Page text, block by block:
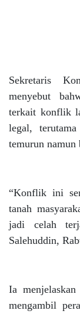
Sekretaris
menyebut
terkait konflik
legal,
temurun namun
“Konflik ini
tanah
jadi celah
Salehuddin,
Ia
mengambil